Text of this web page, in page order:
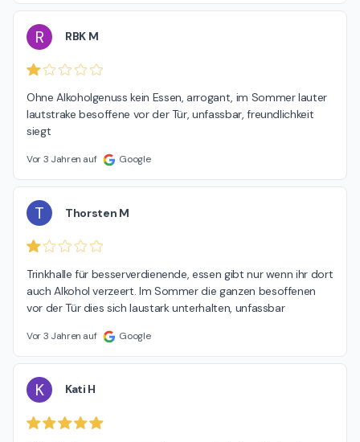
R RBK M
Ohne Alkoholgenuss kein Essen, arrogant, im Sommer lauter
lautstrake besoffene vor der Tür, unfassbar, freundlichkeit
siegt
Vor 3 Jahren auf Google
T Thorsten M
Trinkhalle für besserverdienende, essen gibt nur wenn ihr dort
auch Alkohol verzeert. Im Sommer die ganzen besoffenen
vor der Tür dies sich laustark unterhalten, unfassbar
Vor 3 Jahren auf Google
K Kati H